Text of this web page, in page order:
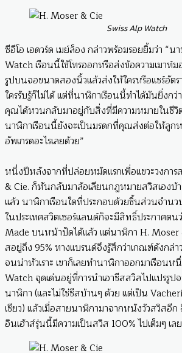
Swiss Alp Watch
ซีอีโอ เอดวร์ด เมย์ล็อง กล่าวพร้อมรอยยิ้มว่า “
Watch เรือนนี้ใช้โทรออกหรือส่งข้อความเมาท์ม
รูปบนจอขนาดสองนิ้วแล้วส่งให้ใครหรือแชร์อัตร
ใครรับรู้ก็ไม่ได้ แต่ที่นาฬิกาเรือนนี้ทำได้มันยิ่งก
คุณได้หวนกลับมาอยู่กับสิ่งที่มีความหมายในชี
นาฬิกาเรือนนี้ยังจะเป็นมรดกที่คุณส่งต่อให้ลูก
อัพเกรดอะไรเลยด้วย”
หนึ่งปีหลังจากที่ปล่อยหมัดแรกเพื่อแขวะวงการ
& Cie. ก็หันกลับมาล้อเลียนกฎหมายสวิสเองบ้
แล้ว นาฬิกาเรือนใดที่ประกอบด้วยชิ้นส่วนจำน
ในประเทศสวิตเซอร์แลนด์ก็จะมีสิทธิ์ประกาศต
Made บนหน้าปัดได้แล้ว แต่นาฬิกา H. Moser
สอยู่ถึง 95% ทางแบรนด์จึงรู้สึกว่าเกณฑ์ดังกล่
จนน่าหัวเราะ เขาก็เลยทำนาฬิกาออกมาเรือน
Watch จุดเด่นอยู่ที่การนำเอาชีสสวิสไปแปรรูป
นาฬิกา (และไม่ใช่ชีสบ้านๆ ด้วย แต่เป็น
เชียว) แล้วเมื่อสายนาฬิกามาจากหนังวัวสวิสอีก
อินเฮ้าส์รุ่นนี้มีความเป็นสวิส 100% ไปเต็มๆ เลย